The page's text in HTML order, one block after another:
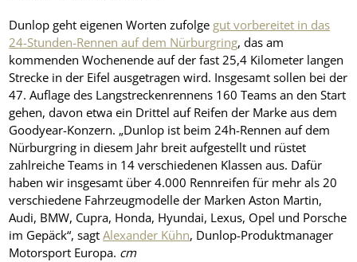
Dunlop geht eigenen Worten zufolge gut vorbereitet in das
24-Stunden-Rennen auf dem Nürburgring, das am
kommenden Wochenende auf der fast 25,4 Kilometer langen
Strecke in der Eifel ausgetragen wird. Insgesamt sollen bei der
47. Auflage des Langstreckenrennens 160 Teams an den Start
gehen, davon etwa ein Drittel auf Reifen der Marke aus dem
Goodyear-Konzern. „Dunlop ist beim 24h-Rennen auf dem
Nürburgring in diesem Jahr breit aufgestellt und rüstet
zahlreiche Teams in 14 verschiedenen Klassen aus. Dafür
haben wir insgesamt über 4.000 Rennreifen für mehr als 20
verschiedene Fahrzeugmodelle der Marken Aston Martin,
Audi, BMW, Cupra, Honda, Hyundai, Lexus, Opel und Porsche
im Gepäck“, sagtAlexander Kühn, Dunlop-Produktmanager
Motorsport Europa. cm